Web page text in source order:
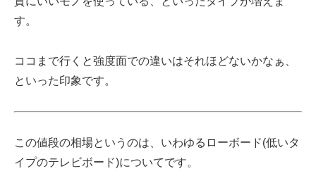
す。
ココまで行くと強度面での違いはそれほどないかなぁ、
といった印象です。
この値段の相場というのは、いわゆるローボード(低いタ
イプのテレビボード)についてです。